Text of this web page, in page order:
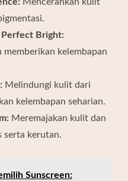
Mencerahkan kulit
Perfect Bright:
kelembapan
Melindungi kulit dari
kelembapan seharian.
Meremajakan kulit dan
serta kerutan.
Sunscreen: